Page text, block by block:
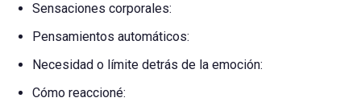
Sensaciones corporales:
Pensamientos automáticos:
Necesidad o límite detrás de la emoción:
Cómo reaccioné: